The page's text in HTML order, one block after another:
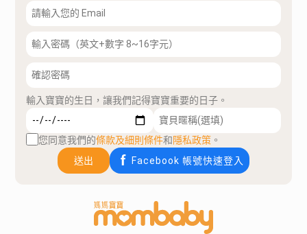
輸入寶寶的生日，讓我們記得寶寶重要的日子。
您同意我們的條款及細則條件和隱私政策 。
送出
Facebook 帳號快速登入